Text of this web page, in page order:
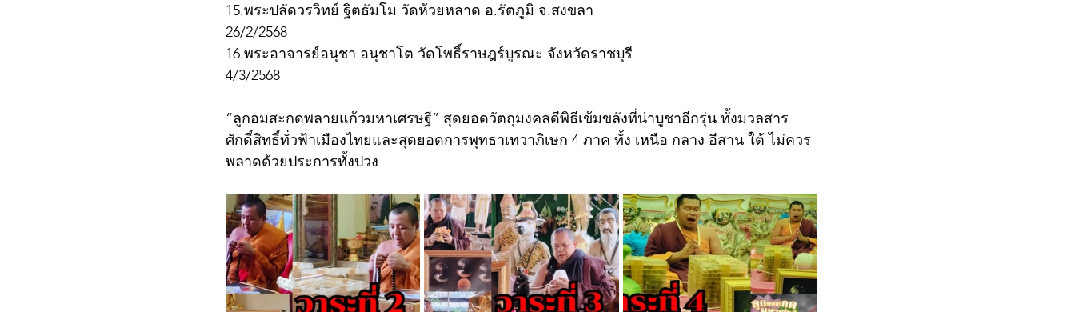
15.พระปลัดวรวิทย์ ฐิตธัมโม วัดห้วยหลาด อ.รัตภูมิ จ.สงขลา
26/2/2568
16.พระอาจารย์อนุชา อนุชาโต วัดโพธิ์ราษฎร์บูรณะ จังหวัดราชบุรี
4/3/2568
“ลูกอมสะกดพลายแก้วมหาเศรษฐี” สุดยอดวัตถุมงคลดีพิธีเข้มขลังที่น่าบูชาอีกรุ่น ทั้งมวลสาร
ศักดิ์สิทธิ์ทั่วฟ้าเมืองไทยและสุดยอดการพุทธาเทวาภิเษก 4 ภาค ทั้ง เหนือ กลาง อีสาน ใต้ ไม่ควร
พลาดด้วยประการทั้งปวง